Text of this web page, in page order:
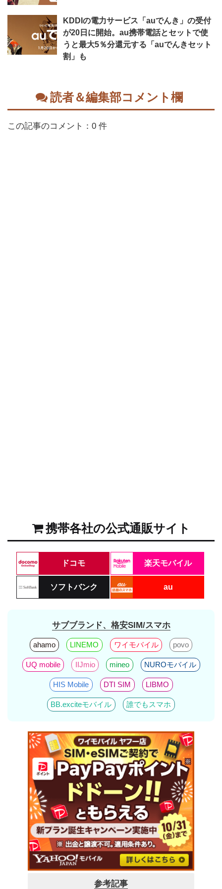
KDDIの電力サービス「auでんき」の受付
が20日に開始。au携帯電話とセットで使
うと最大5％分還元する「auでんきセット
割」も
読者＆編集部コメント欄
この記事のコメント：0 件
携帯各社の公式通販サイト
ドコモ 楽天モバイル
ソフトバンク au
サブブランド、格安SIM/スマホ
ahamo LINEMO ワイモバイル povo
UQ mobile IIJmio mineo NUROモバイル
HIS Mobile DTI SIM LIBMO
BB.exciteモバイル 誰でもスマホ
参考記事